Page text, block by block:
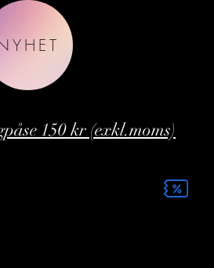
150 kr (exkl.moms)